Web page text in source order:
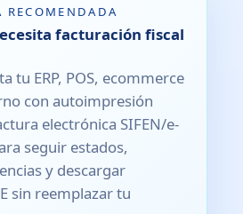
RECOMENDADA
facturación fiscal
tu ERP, POS, ecommerce
con autoimpresión
electrónica SIFEN/e-
seguir estados,
y descargar
sin reemplazar tu